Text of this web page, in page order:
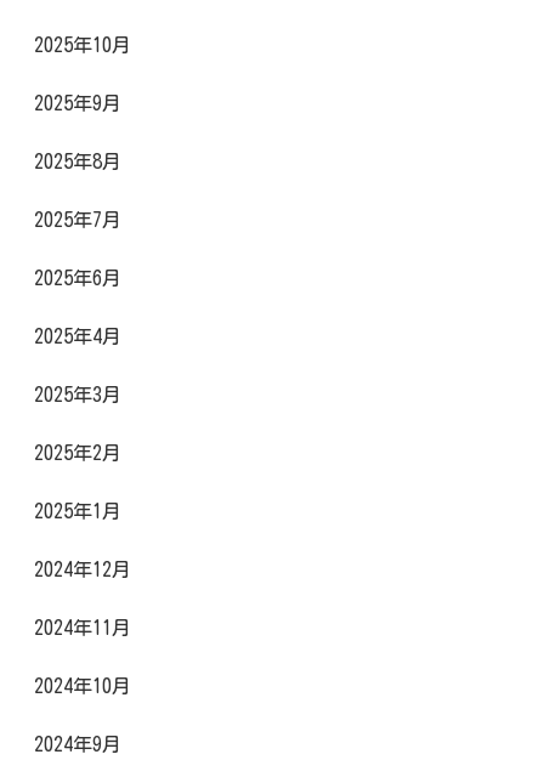
2025年10月
2025年9月
2025年8月
2025年7月
2025年6月
2025年4月
2025年3月
2025年2月
2025年1月
2024年12月
2024年11月
2024年10月
2024年9月